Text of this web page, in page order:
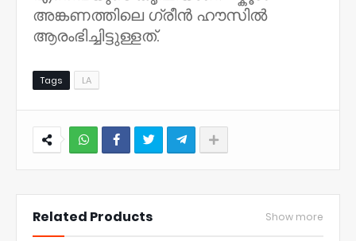
അങ്കണത്തിലെ ഗ്രീൻ ഹൗസിൽ
ആരംഭിച്ചിട്ടുള്ളത്.
Tags LA
Related Products Show more